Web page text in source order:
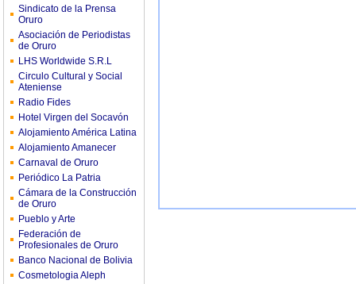
Sindicato de la Prensa
Oruro
Asociación de Periodistas
de Oruro
LHS Worldwide S.R.L
Circulo Cultural y Social
Ateniense
Radio Fides
Hotel Virgen del Socavón
Alojamiento América Latina
Alojamiento Amanecer
Carnaval de Oruro
Periódico La Patria
Cámara de la Construcción
de Oruro
Pueblo y Arte
Federación de
Profesionales de Oruro
Banco Nacional de Bolivia
Cosmetologia Aleph